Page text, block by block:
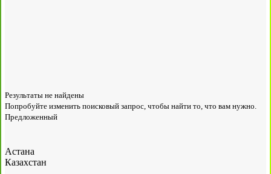
Результаты не найдены
Попробуйте изменить поисковый запрос, чтобы найти то, что вам нужно.
Предложенный
Астана
Казахстан